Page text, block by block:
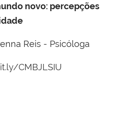
novo: percepções
Reis - Psicóloga
CMBJLSIU